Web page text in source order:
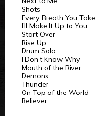
Shots
Every Breath You Take
I’ll Make It Up to You
Start Over
Rise Up
Drum Solo
I Don’t Know Why
Mouth of the River
Demons
Thunder
On Top of the World
Believer